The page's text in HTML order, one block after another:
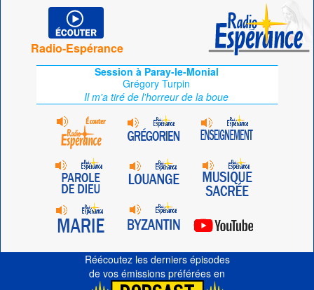
Radio-Espérance
Session à Paray-le-Monial
Grégory Turpin
Il m'a tiré de l'horreur de la boue
Réécoutez les derniers épisodes
de vos émissions préférées en